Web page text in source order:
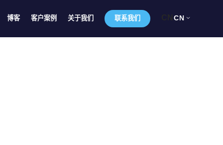
博客 客户案例 关于我们 联系我们 CN